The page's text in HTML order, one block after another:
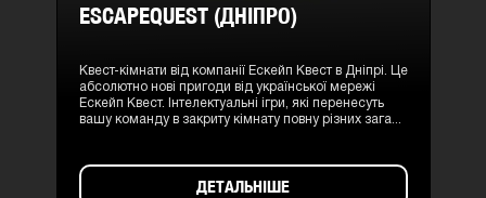
ESCAPEQUEST (ДНІПРО)
Квест-кімнати від компанії Ескейп Квест в Дніпрі. Це
абсолютно нові пригоди від української мережі
Ескейп Квест. Інтелектуальні ігри, які перенесуть
вашу команду в закриту кімнату повну різних зага...
ДЕТАЛЬНІШЕ